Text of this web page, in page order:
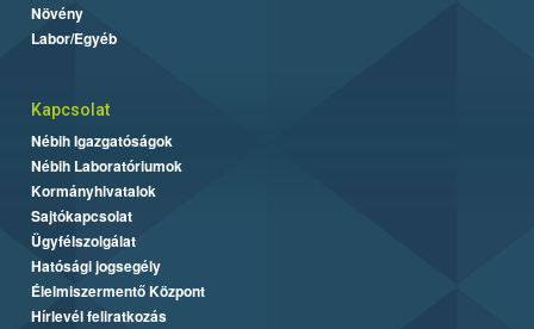
Növény
Labor/Egyéb
Kapcsolat
Nébih Igazgatóságok
Nébih Laboratóriumok
Kormányhivatalok
Sajtókapcsolat
Ügyfélszolgálat
Hatósági jogsegély
Élelmiszermentő Központ
Hírlevél feliratkozás